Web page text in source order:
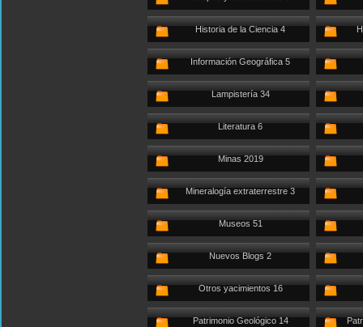
Historia de la Ciencia 4
Información Geográfica 5
Lampistería 34
Literatura 6
Minas 2019
Mineralogía extraterrestre 3
Museos 51
Nuevos Blogs 2
Otros yacimientos 16
Patrimonio Geológico 14